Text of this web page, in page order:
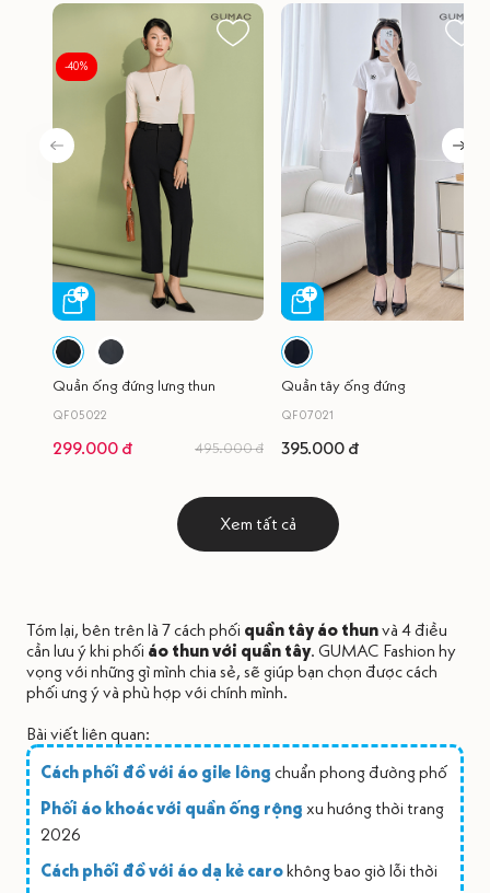
-40%
Quần ống đứng lưng thun
QF05022
299.000 đ 495.000 đ
Quần tây ống đứng
QF07021
395.000 đ
Xem tất cả
Tóm lại, bên trên là 7 cách phối quần tây áo thunvà 4 điều
cần lưu ý khi phối áo thun với quần tây. GUMAC Fashion hy
vọng với những gì mình chia sẻ, sẽ giúp bạn chọn được cách
phối ưng ý và phù hợp với chính mình.
Bài viết liên quan:
Cách phối đồ với áo gile lông chuẩn phong đường phố
Phối áo khoác với quần ống rộng xu hướng thời trang
2026
Cách phối đồ với áo dạ kẻ carokhông bao giờ lỗi thời